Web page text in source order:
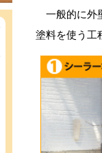
一般的に外
塗料を使う工